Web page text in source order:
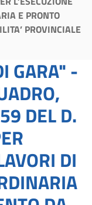
E PRONTO
PROVINCIALE
GARA" -
DEL D.
DI